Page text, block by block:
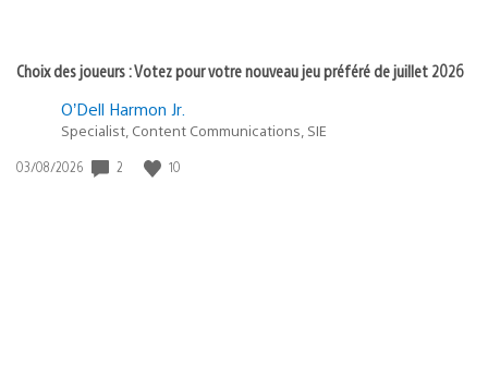
Choix des joueurs : Votez pour votre nouveau jeu préféré de juillet 2026
O’Dell Harmon Jr.
Specialist, Content Communications, SIE
Date
03/08/2026 2 10